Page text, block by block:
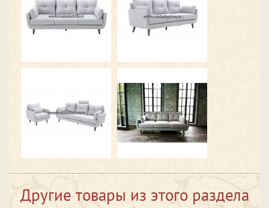
Другие товары из этого раздела